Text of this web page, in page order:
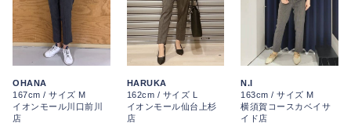
OHANA
167cm / サイズ M
イオンモール川口前川
店
HARUKA
162cm / サイズ L
イオンモール仙台上杉
店
N.I
163cm / サイズ M
横須賀コースカベイサ
イド店